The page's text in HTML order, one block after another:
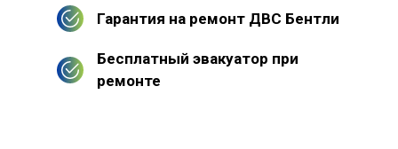
Гарантия на ремонт ДВС Бентли
Бесплатный эвакуатор при
ремонте